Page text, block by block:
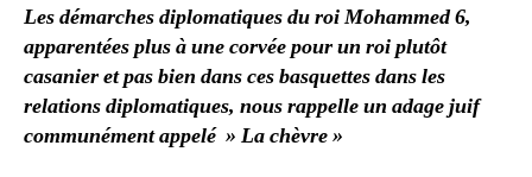
Les démarches diplomatiques du roi Mohammed 6,
apparentées plus à une corvée pour un roi plutôt
casanier et pas bien dans ces basquettes dans les
relations diplomatiques, nous rappelle un adage juif
communément appelé » La chèvre »